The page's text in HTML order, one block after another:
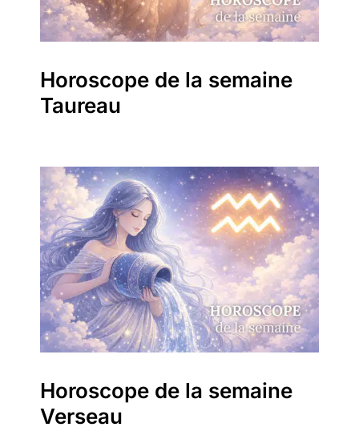
Horoscope de la semaine
Taureau
Horoscope de la semaine
Verseau